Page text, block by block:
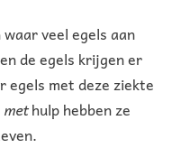
veel egels aan
de egels krijgen er
egels met deze ziekte
methulp hebben ze